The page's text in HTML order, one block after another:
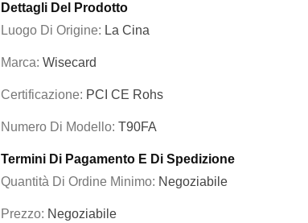
Dettagli Del Prodotto
Luogo Di Origine: La Cina
Marca: Wisecard
Certificazione: PCI CE Rohs
Numero Di Modello: T90FA
Termini Di Pagamento E Di Spedizione
Quantità Di Ordine Minimo: Negoziabile
Prezzo: Negoziabile